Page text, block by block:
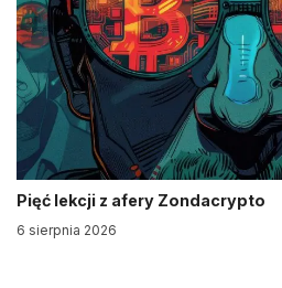
Pięć lekcji z afery Zondacrypto
6 sierpnia 2026